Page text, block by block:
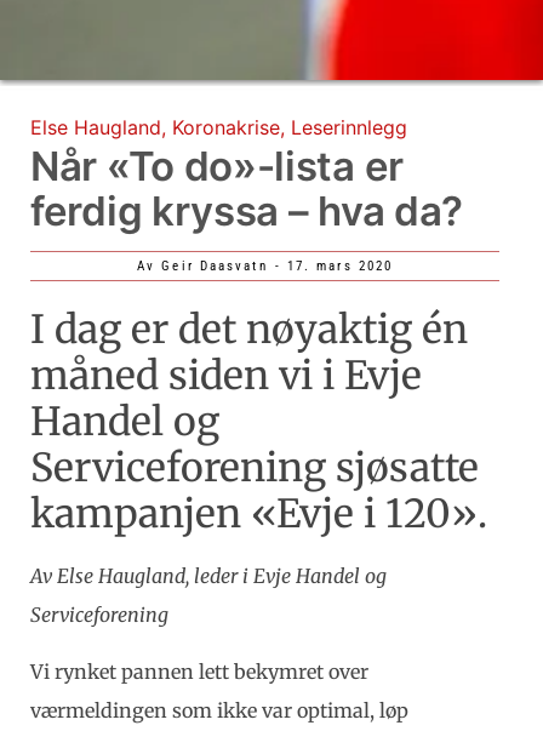
Else Haugland, Koronakrise, Leserinnlegg
Når «To do»-lista er
ferdig kryssa – hva da?
Av Geir Daasvatn - 17. mars 2020
I dag er det nøyaktig én
måned siden vi i Evje
Handel og
Serviceforening sjøsatte
kampanjen «Evje i 120».
Av Else Haugland, leder i Evje Handel og
Serviceforening
Vi rynket pannen lett bekymret over
værmeldingen som ikke var optimal, løp